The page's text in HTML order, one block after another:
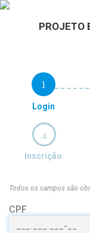
PROJETO
1
Login
4
Inscrição
Todos os campos são
CPF